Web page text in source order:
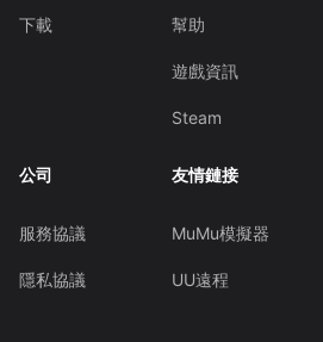
下載 幫助
遊戲資訊
Steam
公司
服務協議
隱私協議
友情鏈接
MuMu模擬器
UU遠程